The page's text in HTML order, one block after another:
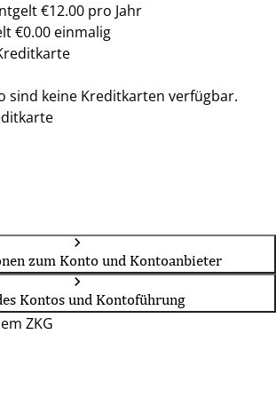
€12.00 pro Jahr
€0.00 einmalig
sind keine Kreditkarten verfügbar.
zum Konto und Kontoanbieter
Kontos und Kontoführung
ZKG